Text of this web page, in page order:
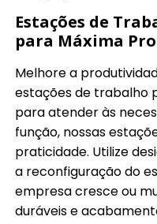
Estações de
para Máxima
Melhore a
estações de trabalho
para atender às
função, nossas
praticidade. Utilize
a reconfiguração do
empresa cresce ou
duráveis e